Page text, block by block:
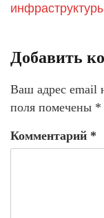
Добавить
Ваш адрес email
поля помечены *
Комментарий *